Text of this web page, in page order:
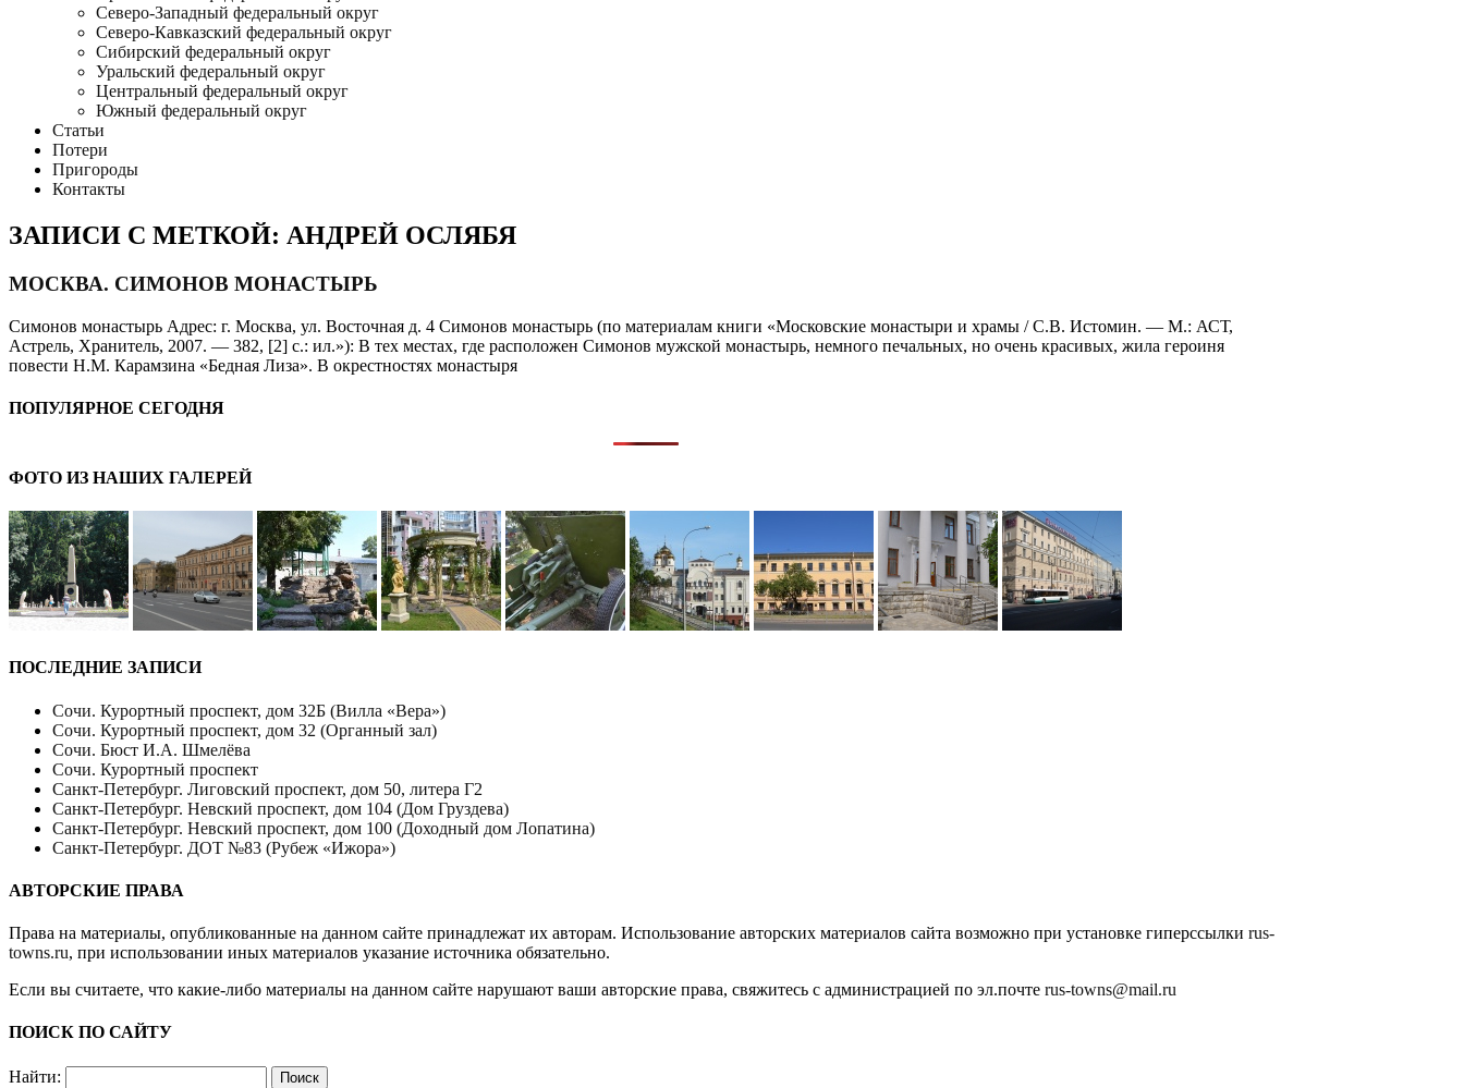
Северо-Западный федеральный округ
Северо-Кавказский федеральный округ
Сибирский федеральный округ
Уральский федеральный округ
Центральный федеральный округ
Южный федеральный округ
Статьи
Потери
Пригороды
Контакты
ЗАПИСИ С МЕТКОЙ: АНДРЕЙ ОСЛЯБЯ
МОСКВА. СИМОНОВ МОНАСТЫРЬ
Симонов монастырь Адрес: г. Москва, ул. Восточная д. 4 Симонов монастырь (по материалам книги «Московские монастыри и храмы / С.В. Истомин. — М.: АСТ,
Астрель, Хранитель, 2007. — 382, [2] с.: ил.»): В тех местах, где расположен Симонов мужской монастырь, немного печальных, но очень красивых, жила героиня
повести Н.М. Карамзина «Бедная Лиза». В окрестностях монастыря
ПОПУЛЯРНОЕ СЕГОДНЯ
ФОТО ИЗ НАШИХ ГАЛЕРЕЙ
ПОСЛЕДНИЕ ЗАПИСИ
Сочи. Курортный проспект, дом 32Б (Вилла «Вера»)
Сочи. Курортный проспект, дом 32 (Органный зал)
Сочи. Бюст И.А. Шмелёва
Сочи. Курортный проспект
Санкт-Петербург. Лиговский проспект, дом 50, литера Г2
Санкт-Петербург. Невский проспект, дом 104 (Дом Груздева)
Санкт-Петербург. Невский проспект, дом 100 (Доходный дом Лопатина)
Санкт-Петербург. ДОТ №83 (Рубеж «Ижора»)
АВТОРСКИЕ ПРАВА
Права на материалы, опубликованные на данном сайте принадлежат их авторам. Использование авторских материалов сайта возможно при установке гиперссылки rus-
towns.ru, при использовании иных материалов указание источника обязательно.
Если вы считаете, что какие-либо материалы на данном сайте нарушают ваши авторские права, свяжитесь с администрацией по эл.почте rus-towns@mail.ru
ПОИСК ПО САЙТУ
Найти: